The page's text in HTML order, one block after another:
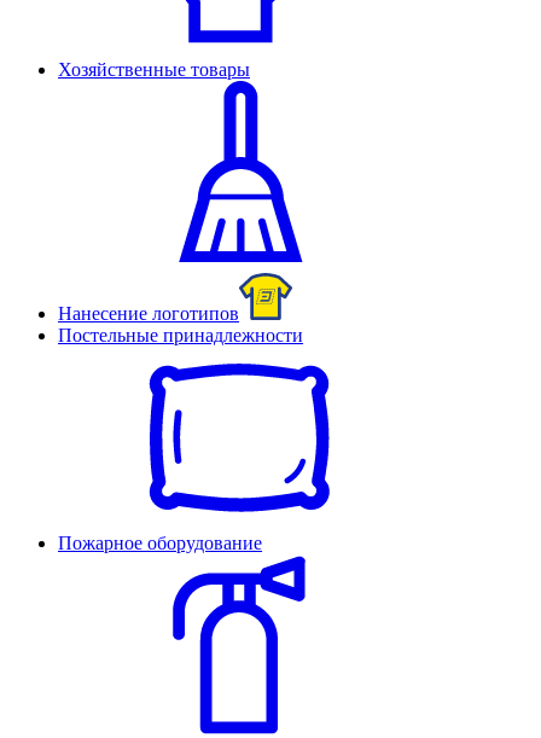
Хозяйственные товары
Нанесение логотипов
Постельные принадлежности
Пожарное оборудование